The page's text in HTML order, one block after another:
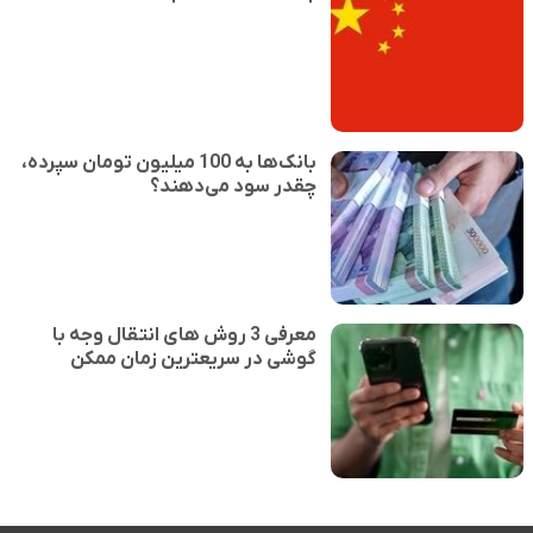
بانک‌ها به 100 میلیون تومان سپرده،
چقدر سود می‌دهند؟
معرفی 3 روش های انتقال وجه با
گوشی در سریعترین زمان ممکن